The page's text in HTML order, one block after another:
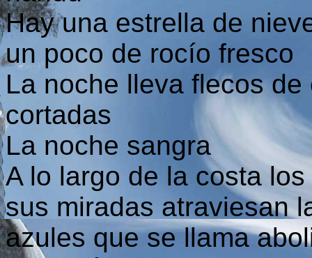
Hay una estrella de
un poco de rocío fresco
La noche lleva flecos
cortadas
La noche sangra
A lo largo de la costa
sus miradas atraviesan
azules que se llama